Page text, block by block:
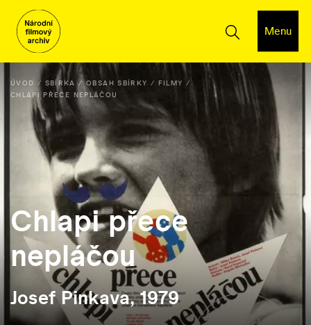
Menu
ÚVOD SBÍRKA OBSAH SBÍRKY
FILMY
CHLAPI PŘECE NEPLÁČOU
Chlapi přece
nepláčou
Josef Pinkava, 1979